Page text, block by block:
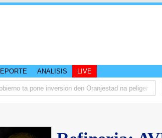
ANALISIS LIVE
ta pone inversion den Oranjestad na peliger